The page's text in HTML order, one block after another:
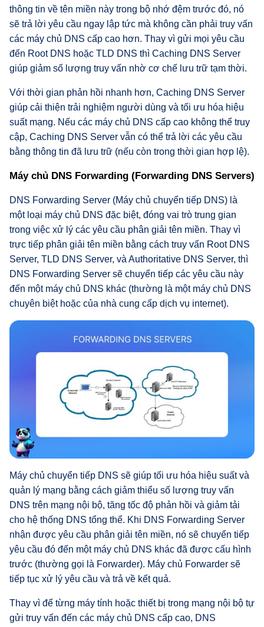
thông tin về tên miền này trong bộ nhớ đệm trước đó, nó
sẽ trả lời yêu cầu ngay lập tức mà không cần phải truy vấn
các máy chủ DNS cấp cao hơn. Thay vì gửi mọi yêu cầu
đến Root DNS hoặc TLD DNS thì Caching DNS Server
giúp giảm số lượng truy vấn nhờ cơ chế lưu trữ tạm thời.
Với thời gian phản hồi nhanh hơn, Caching DNS Server
giúp cải thiện trải nghiệm người dùng và tối ưu hóa hiệu
suất mạng. Nếu các máy chủ DNS cấp cao không thể truy
cập, Caching DNS Server vẫn có thể trả lời các yêu cầu
bằng thông tin đã lưu trữ (nếu còn trong thời gian hợp lệ).
Máy chủ DNS Forwarding (Forwarding DNS Servers)
DNS Forwarding Server (Máy chủ chuyển tiếp DNS) là
một loại máy chủ DNS đặc biệt, đóng vai trò trung gian
trong việc xử lý các yêu cầu phân giải tên miền. Thay vì
trực tiếp phân giải tên miền bằng cách truy vấn Root DNS
Server, TLD DNS Server, và Authoritative DNS Server, thì
DNS Forwarding Server sẽ chuyển tiếp các yêu cầu này
đến một máy chủ DNS khác (thường là một máy chủ DNS
chuyên biệt hoặc của nhà cung cấp dịch vụ internet).
Máy chủ chuyển tiếp DNS sẽ giúp tối ưu hóa hiệu suất và
quản lý mạng bằng cách giảm thiểu số lượng truy vấn
DNS trên mạng nội bộ, tăng tốc độ phản hồi và giảm tải
cho hệ thống DNS tổng thể. Khi DNS Forwarding Server
nhận được yêu cầu phân giải tên miền, nó sẽ chuyển tiếp
yêu cầu đó đến một máy chủ DNS khác đã được cấu hình
trước (thường gọi là Forwarder). Máy chủ Forwarder sẽ
tiếp tục xử lý yêu cầu và trả về kết quả.
Thay vì để từng máy tính hoặc thiết bị trong mạng nội bộ tự
gửi truy vấn đến các máy chủ DNS cấp cao, DNS